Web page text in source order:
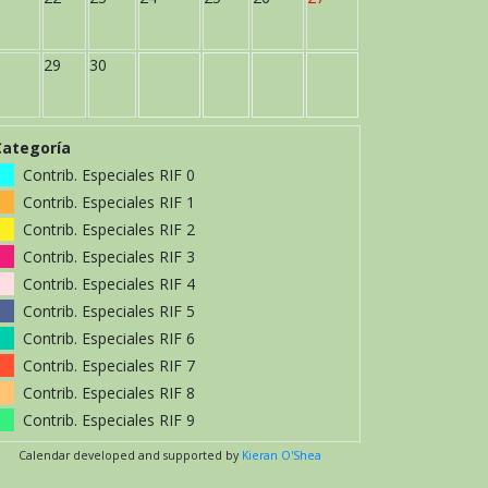
29 30
Contrib. Especiales RIF 0
Contrib. Especiales RIF 1
Contrib. Especiales RIF 2
Contrib. Especiales RIF 3
Contrib. Especiales RIF 4
Contrib. Especiales RIF 5
Contrib. Especiales RIF 6
Contrib. Especiales RIF 7
Contrib. Especiales RIF 8
Contrib. Especiales RIF 9
Calendar developed and supported by Kieran O'Shea